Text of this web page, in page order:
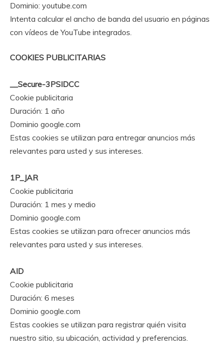
Dominio: youtube.com
Intenta calcular el ancho de banda del usuario en páginas
con vídeos de YouTube integrados.
COOKIES PUBLICITARIAS
__Secure-3PSIDCC
Cookie publicitaria
Duración: 1 año
Dominio google.com
Estas cookies se utilizan para entregar anuncios más
relevantes para usted y sus intereses.
1P_JAR
Cookie publicitaria
Duración: 1 mes y medio
Dominio google.com
Estas cookies se utilizan para ofrecer anuncios más
relevantes para usted y sus intereses.
AID
Cookie publicitaria
Duración: 6 meses
Dominio google.com
Estas cookies se utilizan para registrar quién visita
nuestro sitio, su ubicación, actividad y preferencias.